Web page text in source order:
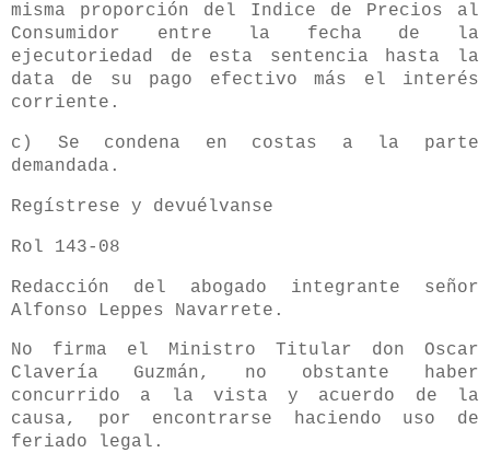
misma proporción del Indice de Precios al
Consumidor entre la fecha de la
ejecutoriedad de esta sentencia hasta la
data de su pago efectivo más el interés
corriente.
c) Se condena en costas a la parte
demandada.
Regístrese y devuélvanse
Rol 143-08
Redacción del abogado integrante señor
Alfonso Leppes Navarrete.
No firma el Ministro Titular don Oscar
Clavería Guzmán, no obstante haber
concurrido a la vista y acuerdo de la
causa, por encontrarse haciendo uso de
feriado legal.